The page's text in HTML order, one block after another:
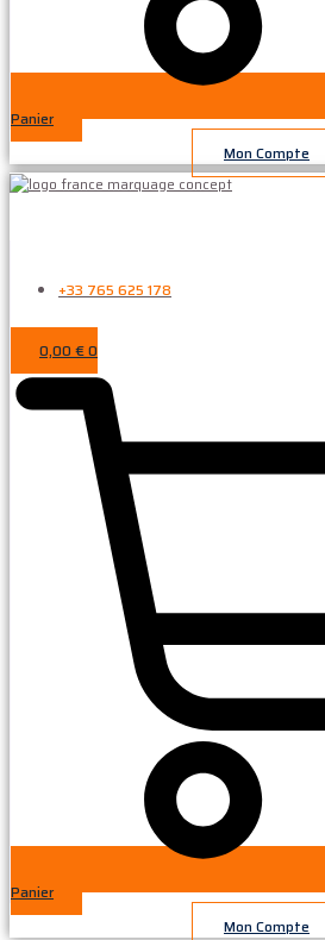
Panier
Mon Compte
+33 765 625 178
0,00 €0
Panier
Mon Compte